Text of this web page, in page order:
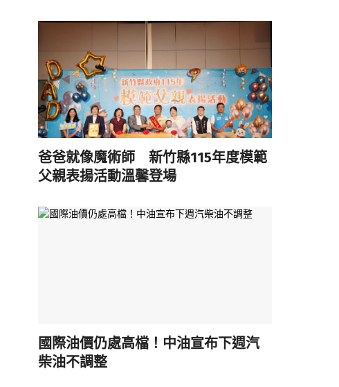
爸爸就像魔術師 新竹縣115年度模範
父親表揚活動溫馨登場
國際油價仍處高檔！中油宣布下週汽
柴油不調整